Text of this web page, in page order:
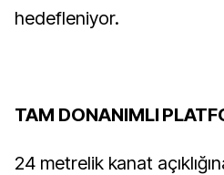
hedefleniyor.
TAM DONANIMLI
24 metrelik kanat